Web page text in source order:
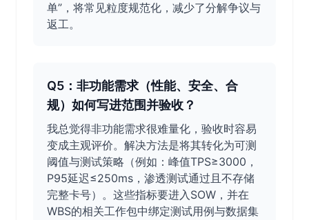
单”，将常见粒度规范化，减少了分解争议与
返工。
Q5：非功能需求（性能、安全、合
规）如何写进范围并验收？
我总觉得非功能需求很难量化，验收时容易
变成主观评价。解决方法是将其转化为可测
阈值与测试策略（例如：峰值TPS≥3000，
P95延迟≤250ms，渗透测试通过且不存储
完整卡号）。这些指标要进入SOW，并在
WBS的相关工作包中绑定测试用例与数据集